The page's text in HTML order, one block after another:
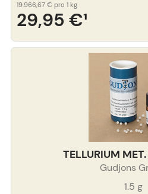
29,95 €¹
19.966,67 € pro 1 kg
TELLURIUM
Gudjons
1.5 g